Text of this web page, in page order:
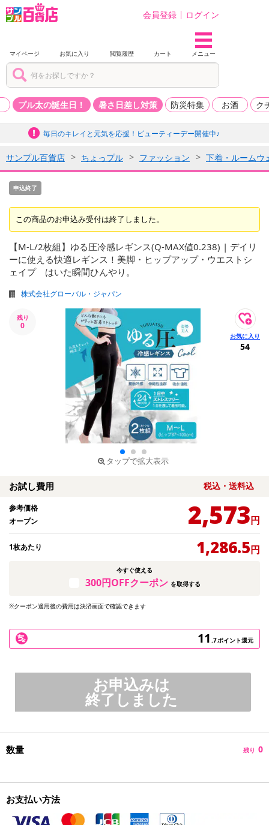
会員登録 ログイン
マイページ お気に入り 閲覧履歴 カート メニュー
プル太の誕生日！ 暑さ日差し対策 防災特集 お酒 ク
毎日のキレイと元気を応援！ビューティーデー開催中♪
サンプル百貨店 ちょっプル ファッション 下着・ルームウ
申込終了
この商品のお申込み受付は終了しました。
【M-L/2枚組】ゆる圧冷感レギンス(Q-MAX値0.238) | デイリ
ーに使える快適レギンス！美脚・ヒップアップ・ウエストシ
ェイプ はいた瞬間ひんやり。
株式会社グローバル・ジャパン
残り
0
タップで拡大表示
54
お試し費用 税込・送料込
参考価格
オープン
2,573円
1枚あたり 1,286.5円
今すぐ使える
300円OFFクーポン を取得する
※クーポン適用後の費用は決済画面で確認できます
11 .7ポイント還元
お申込みは
終了しました
数量 残り 0
お支払い方法